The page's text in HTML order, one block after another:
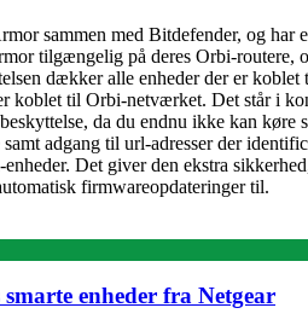
sammen med Bitdefender, og
tilgængelig på deres Orbi-routere,
dækker alle enheder der er
koblet til Orbi-netværket. Det står i
da du endnu ikke kan
adgang til url-adresser der
Det giver den ekstra
firmwareopdateringer til.
enheder fra Netgear